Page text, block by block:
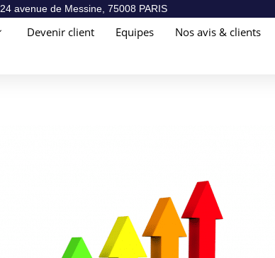
24 avenue de Messine, 75008 PARIS
Devenir client Equipes Nos avis & clients